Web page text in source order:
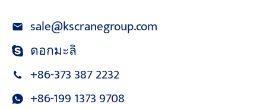
sale@kscranegroup.com
ดอกมะลิ
+86-373 387 2232
+86-199 1373 9708